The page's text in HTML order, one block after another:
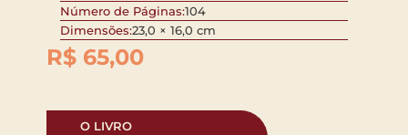
Número de Páginas:104
Dimensões:23,0 × 16,0 cm
R$ 65,00
O LIVRO